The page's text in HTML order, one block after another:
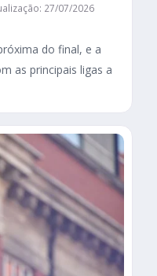
27/07/2026
do final, e a
as principais ligas a